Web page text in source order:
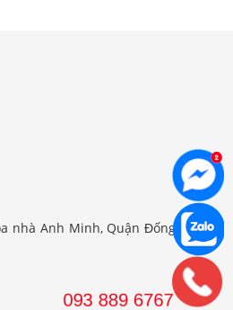
nhà Anh Minh, Quận Đống Đa, Hà